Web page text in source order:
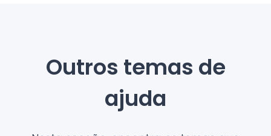
Outros temas de
ajuda